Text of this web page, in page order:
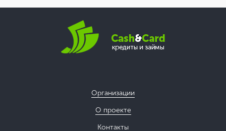
Организации
О проекте
Контакты